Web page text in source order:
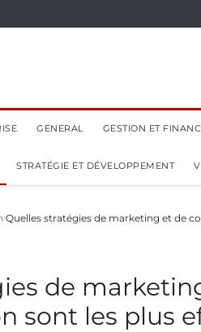
GENERAL GESTION ET
STRATÉGIE ET DÉVELOPPEMENT
Quelles stratégies de marketing et de
de
sont les plus